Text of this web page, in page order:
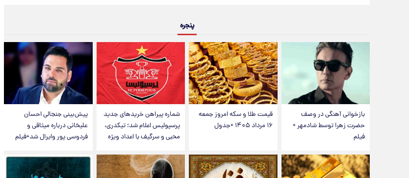
پنجره
بازخوانی آهنگی در وصف
حضرت زهرا توسط شادمهر +
فیلم
قیمت طلا و سکه امروز جمعه
۱۶ مرداد ۱۴۰۵ +جدول
شماره پیراهن خریدهای جدید
پرسپولیس اعلام شد؛ تیکدری،
محبی و سرگیف با اعداد ویژه
پیش‌بینی جنجالی احسان
علیخانی درباره میثاقی و
فردوسی پور وایرال شد+فیلم